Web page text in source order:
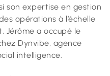
son expertise en gestion
opérations à l’échelle
Jérôme a occupé le
Dynvibe, agence
intelligence.